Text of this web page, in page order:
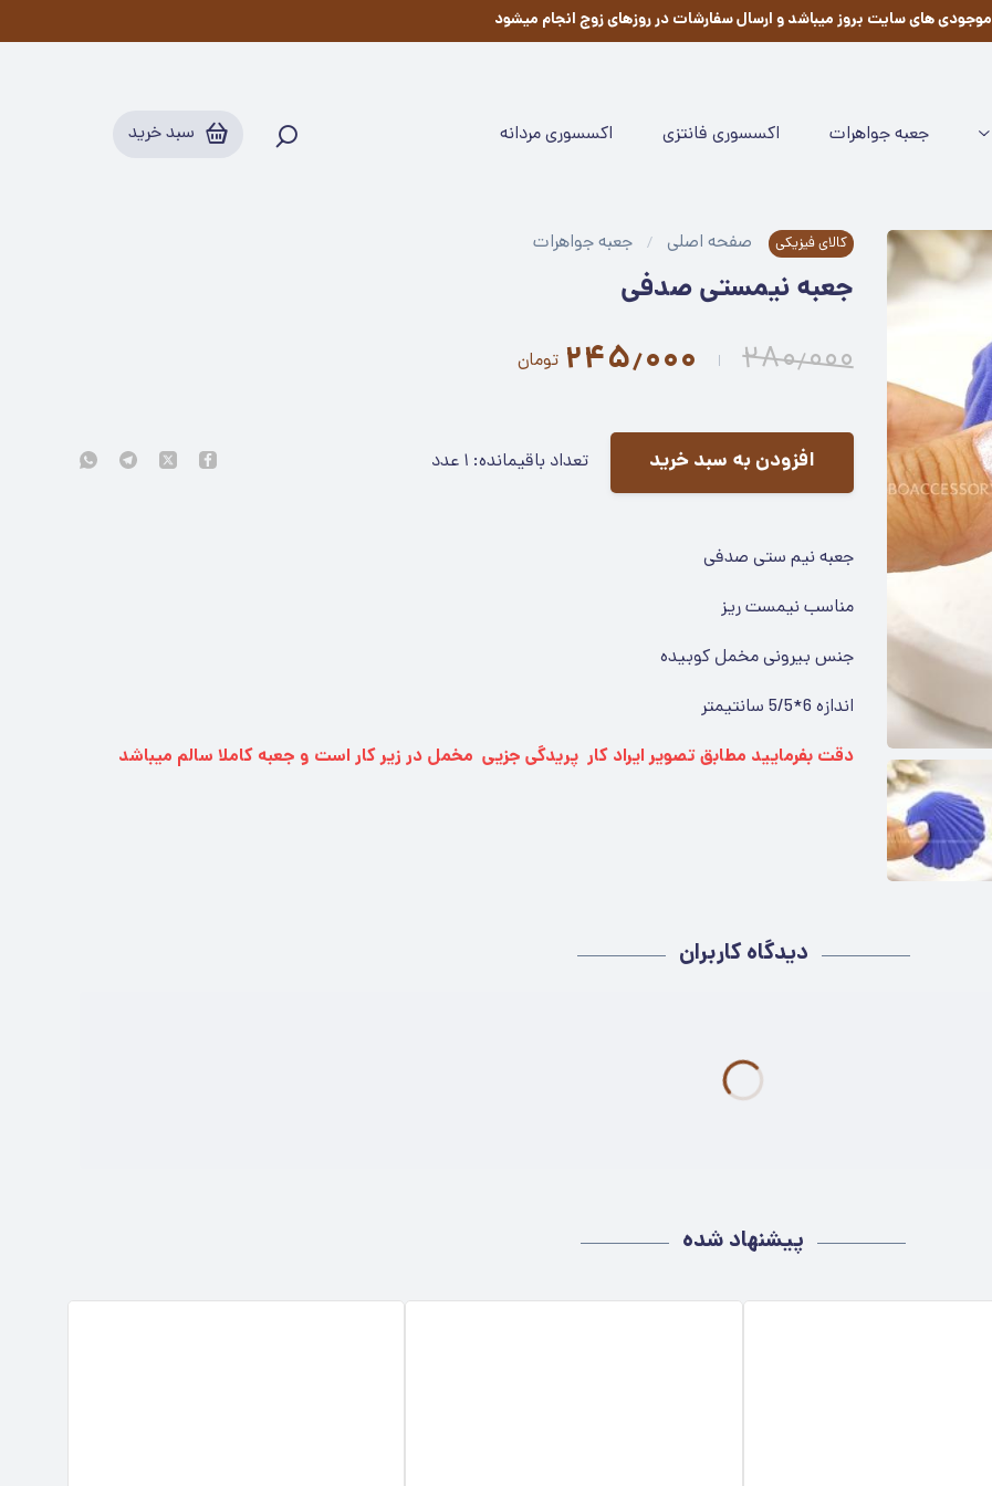
موجودی های سایت بروز میباشد و ارسال سفارشات در روزهای زوج انجام میشود
جعبه جواهرات اکسسوری فانتزی اکسسوری مردانه سبد خرید
کالای فیزیکی صفحه اصلی جعبه جواهرات
جعبه نیمستی صدفی
۲۸۰٫۰۰۰ ۲۴۵٫۰۰۰ تومان
افزودن به سبد خرید تعداد باقیمانده: ۱ عدد
جعبه نیم ستی صدفی
مناسب نیمست ریز
جنس بیرونی مخمل کوبیده
اندازه 6*5/5 سانتیمتر
دقت بفرمایید مطابق تصویر ایراد کار پریدگی جزیی مخمل در زیر کار است و جعبه کاملا سالم میباشد
دیدگاه کاربران
پیشنهاد شده